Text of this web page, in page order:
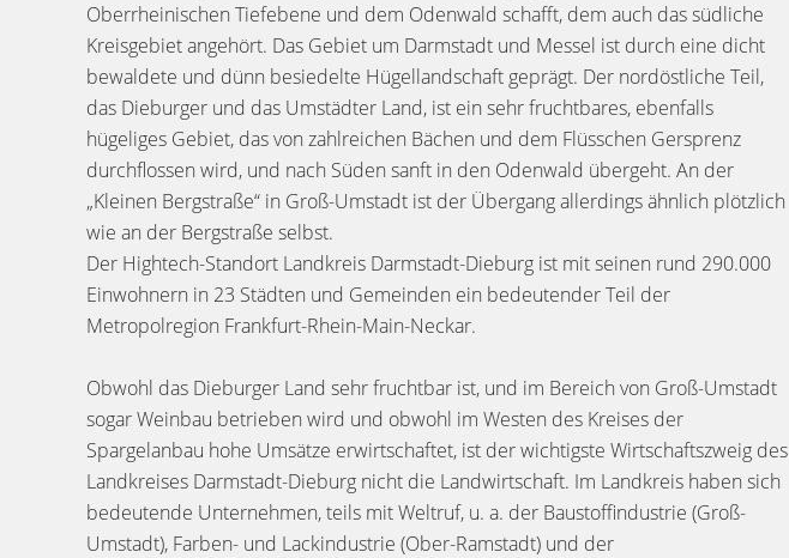
Oberrheinischen Tiefebene und dem Odenwald schafft, dem auch das südliche
Kreisgebiet angehört. Das Gebiet um Darmstadt und Messel ist durch eine dicht
bewaldete und dünn besiedelte Hügellandschaft geprägt. Der nordöstliche Teil,
das Dieburger und das Umstädter Land, ist ein sehr fruchtbares, ebenfalls
hügeliges Gebiet, das von zahlreichen Bächen und dem Flüsschen Gersprenz
durchflossen wird, und nach Süden sanft in den Odenwald übergeht. An der
„Kleinen Bergstraße“ in Groß-Umstadt ist der Übergang allerdings ähnlich plötzlich
wie an der Bergstraße selbst.
Der Hightech-Standort Landkreis Darmstadt-Dieburg ist mit seinen rund 290.000
Einwohnern in 23 Städten und Gemeinden ein bedeutender Teil der
Metropolregion Frankfurt-Rhein-Main-Neckar.
Obwohl das Dieburger Land sehr fruchtbar ist, und im Bereich von Groß-Umstadt
sogar Weinbau betrieben wird und obwohl im Westen des Kreises der
Spargelanbau hohe Umsätze erwirtschaftet, ist der wichtigste Wirtschaftszweig des
Landkreises Darmstadt-Dieburg nicht die Landwirtschaft. Im Landkreis haben sich
bedeutende Unternehmen, teils mit Weltruf, u. a. der Baustoffindustrie (Groß-
Umstadt), Farben- und Lackindustrie (Ober-Ramstadt) und der